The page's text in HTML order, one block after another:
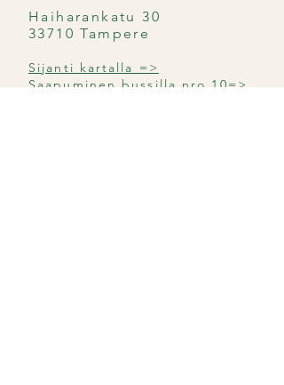
Haiharankatu 30
33710 Tampere
Sijanti kartalla =>
Saapuminen bussilla nro 10=>